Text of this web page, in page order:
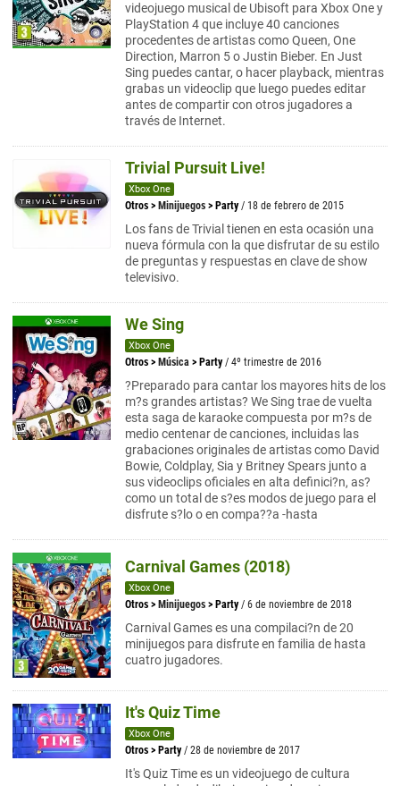
videojuego musical de Ubisoft para Xbox One y
PlayStation 4 que incluye 40 canciones
procedentes de artistas como Queen, One
Direction, Marron 5 o Justin Bieber. En Just
Sing puedes cantar, o hacer playback, mientras
grabas un videoclip que luego puedes editar
antes de compartir con otros jugadores a
través de Internet.
Trivial Pursuit Live!
Xbox One
Otros > Minijuegos > Party / 18 de febrero de 2015
Los fans de Trivial tienen en esta ocasión una
nueva fórmula con la que disfrutar de su estilo
de preguntas y respuestas en clave de show
televisivo.
We Sing
Xbox One
Otros > Música > Party / 4º trimestre de 2016
?Preparado para cantar los mayores hits de los
m?s grandes artistas? We Sing trae de vuelta
esta saga de karaoke compuesta por m?s de
medio centenar de canciones, incluidas las
grabaciones originales de artistas como David
Bowie, Coldplay, Sia y Britney Spears junto a
sus videoclips oficiales en alta definici?n, as?
como un total de s?es modos de juego para el
disfrute s?lo o en compa??a -hasta
Carnival Games (2018)
Xbox One
Otros > Minijuegos > Party / 6 de noviembre de 2018
Carnival Games es una compilaci?n de 20
minijuegos para disfrute en familia de hasta
cuatro jugadores.
It's Quiz Time
Xbox One
Otros > Party / 28 de noviembre de 2017
It's Quiz Time es un videojuego de cultura